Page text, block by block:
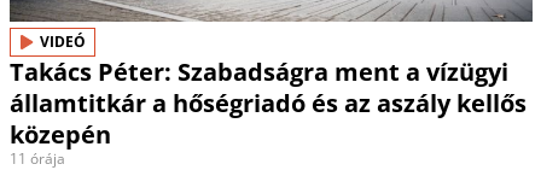
VIDEÓ
Takács Péter: Szabadságra ment a vízügyi
államtitkár a hőségriadó és az aszály kellős
közepén
11 órája